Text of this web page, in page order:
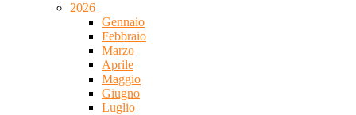
2026
Gennaio
Febbraio
Marzo
Aprile
Maggio
Giugno
Luglio